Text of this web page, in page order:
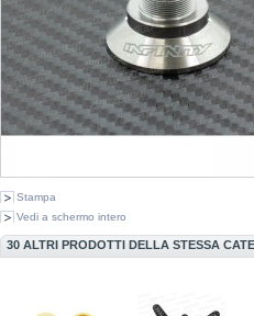
Stampa
Vedi a schermo intero
30 ALTRI PRODOTTI DELLA STESSA